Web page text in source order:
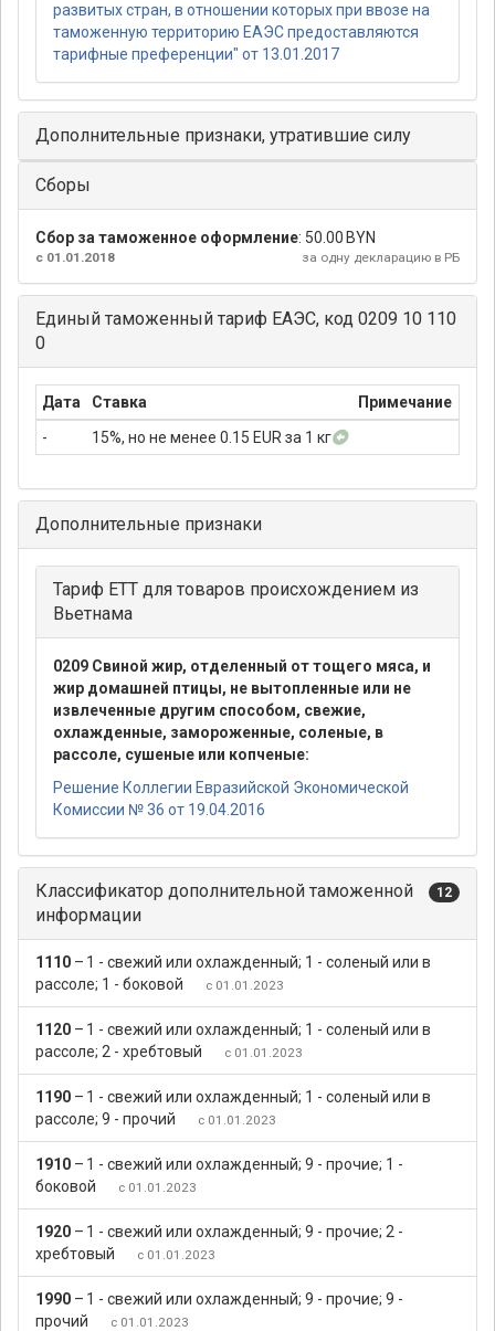
развитых стран, в отношении которых при ввозе на
таможенную территорию ЕАЭС предоставляются
тарифные преференции" от 13.01.2017
Дополнительные признаки, утратившие силу
Сборы
Сбор за таможенное оформление: 50.00 BYN
за одну декларацию в РБ
с 01.01.2018
Единый таможенный тариф ЕАЭС, код 0209 10 110
0
Дата Ставка
Примечание
-
15%, но не менее 0.15 EUR за 1 кг
Дополнительные признаки
Тариф ЕТТ для товаров происхождением из
Вьетнама
0209 Свиной жир, отделенный от тощего мяса, и
жир домашней птицы, не вытопленные или не
извлеченные другим способом, свежие,
охлажденные, замороженные, соленые, в
рассоле, сушеные или копченые:
Решение Коллегии Евразийской Экономической
Комиссии № 36 от 19.04.2016
Классификатор дополнительной таможенной
информации
12
1110 – 1 - свежий или охлажденный; 1 - соленый или в
рассоле; 1 - боковой
с 01.01.2023
1120 – 1 - свежий или охлажденный; 1 - соленый или в
рассоле; 2 - хребтовый
с 01.01.2023
1190 – 1 - свежий или охлажденный; 1 - соленый или в
рассоле; 9 - прочий
с 01.01.2023
1910 – 1 - свежий или охлажденный; 9 - прочие; 1 -
боковой
с 01.01.2023
1920 – 1 - свежий или охлажденный; 9 - прочие; 2 -
хребтовый
с 01.01.2023
1990 – 1 - свежий или охлажденный; 9 - прочие; 9 -
прочий
с 01.01.2023